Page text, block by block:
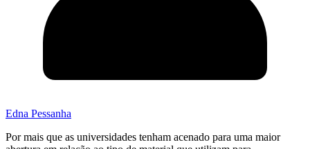
Edna Pessanha
Por mais que as universidades tenham acenado para uma maior